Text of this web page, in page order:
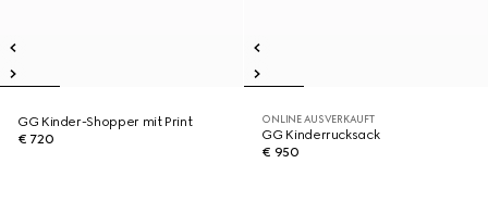
GG Kinder-Shopper mit Print
€ 720
ONLINE AUSVERKAUFT
GG Kinderrucksack
€ 950